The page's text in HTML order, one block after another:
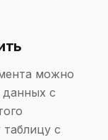
можно
данных с
с